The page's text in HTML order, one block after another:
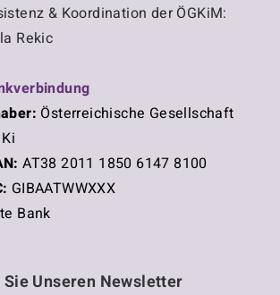
& Koordination der ÖGKiM:
Rekic
Österreichische Gesellschaft
AT38 2011 1850 6147 8100
GIBAATWWXXX
Bank
Unseren Newsletter